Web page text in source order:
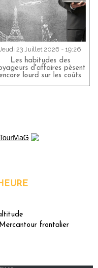
23 Juillet 2026 - 19:26
Les habitudes des
d'affaires pèsent
lourd sur les coûts
frontalier